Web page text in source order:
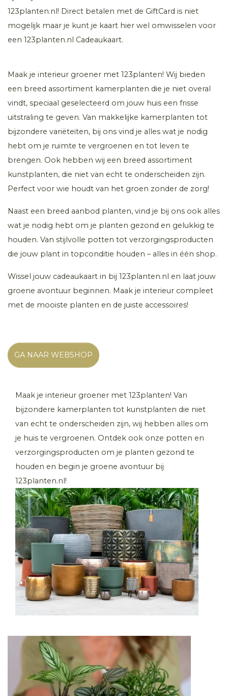
123planten.nl! Direct betalen met de GiftCard is niet
mogelijk maar je kunt je kaart hier wel omwisselen voor
een 123planten.nl Cadeaukaart.
Maak je interieur groener met 123planten! Wij bieden
een breed assortiment kamerplanten die je niet overal
vindt, speciaal geselecteerd om jouw huis een frisse
uitstraling te geven. Van makkelijke kamerplanten tot
bijzondere variëteiten, bij ons vind je alles wat je nodig
hebt om je ruimte te vergroenen en tot leven te
brengen. Ook hebben wij een breed assortiment
kunstplanten, die niet van echt te onderscheiden zijn.
Perfect voor wie houdt van het groen zonder de zorg!
Naast een breed aanbod planten, vind je bij ons ook alles
wat je nodig hebt om je planten gezond en gelukkig te
houden. Van stijlvolle potten tot verzorgingsproducten
die jouw plant in topconditie houden – alles in één shop.
Wissel jouw cadeaukaart in bij 123planten.nl en laat jouw
groene avontuur beginnen. Maak je interieur compleet
met de mooiste planten en de juiste accessoires!
GA NAAR WEBSHOP
Maak je interieur groener met 123planten! Van
bijzondere kamerplanten tot kunstplanten die niet
van echt te onderscheiden zijn, wij hebben alles om
je huis te vergroenen. Ontdek ook onze potten en
verzorgingsproducten om je planten gezond te
houden en begin je groene avontuur bij
123planten.nl!